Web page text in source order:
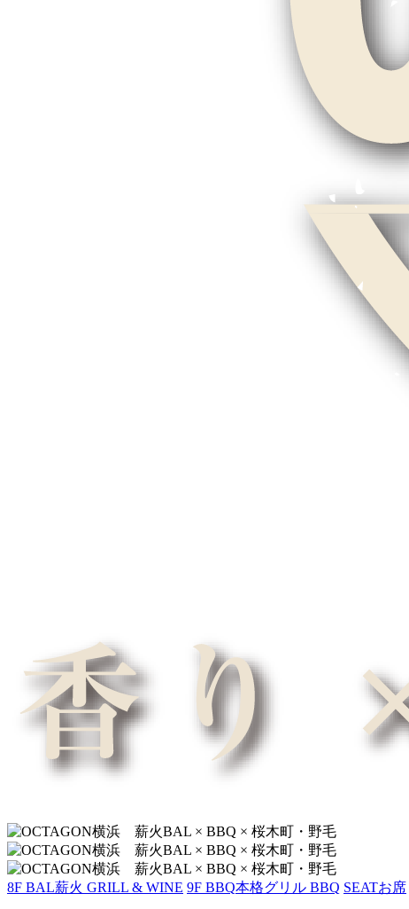
8F BAL薪火 GRILL & WINE 9F BBQ本格グリル BBQ SEATお席